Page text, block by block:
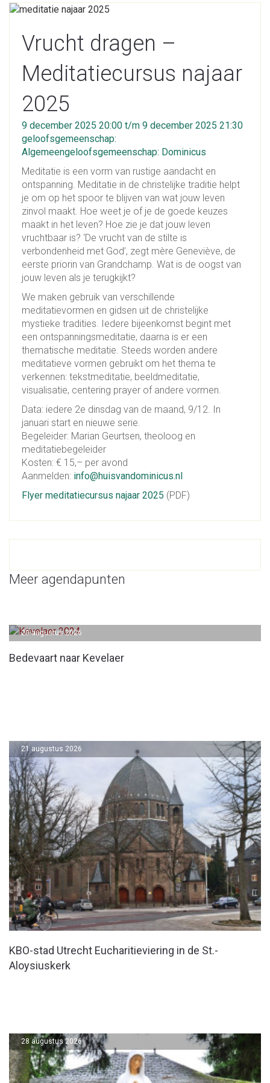
Vrucht dragen –
Meditatiecursus najaar
2025
9 december 2025 20:00 t/m 9 december 2025 21:30
geloofsgemeenschap:
Algemeengeloofsgemeenschap: Dominicus
Meditatie is een vorm van rustige aandacht en
ontspanning. Meditatie in de christelijke traditie helpt
je om op het spoor te blijven van wat jouw leven
zinvol maakt. Hoe weet je of je de goede keuzes
maakt in het leven? Hoe zie je dat jouw leven
vruchtbaar is? ‘De vrucht van de stilte is
verbondenheid met God’, zegt mère Geneviève, de
eerste priorin van Grandchamp. Wat is de oogst van
jouw leven als je terugkijkt?
We maken gebruik van verschillende
meditatievormen en gidsen uit de christelijke
mystieke tradities. Iedere bijeenkomst begint met
een ontspanningsmeditatie, daarna is er een
thematische meditatie. Steeds worden andere
meditatieve vormen gebruikt om het thema te
verkennen: tekstmeditatie, beeldmeditatie,
visualisatie, centering prayer of andere vormen.
Data: iedere 2e dinsdag van de maand, 9/12. In
januari start en nieuwe serie.
Begeleider: Marian Geurtsen, theoloog en
meditatiebegeleider
Kosten: € 15,– per avond
Aanmelden: info@huisvandominicus.nl
Flyer meditatiecursus najaar 2025 (PDF)
Meer agendapunten
Bedevaart naar Kevelaer
20 augustus 2026
KBO-stad Utrecht Eucharitieviering in de St.-
Aloysiuskerk
21 augustus 2026
28 augustus 2026